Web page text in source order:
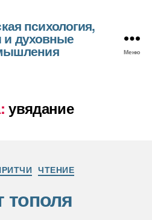
психология,
и духовные
Меню
увядание
РубрикиЧТЕНИЕ
тополя